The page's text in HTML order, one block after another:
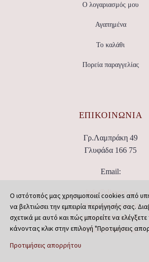
Ο λογαριασμός μου
Αγαπημένα
Το καλάθι
Πορεία παραγγελίας
ΕΠΙΚΟΙΝΩΝΊΑ
Γρ.Λαμπράκη 49
Γλυφάδα 166 75
Email:
info@dimore.gr
orders@dimore.gr
returns@dimore.gr
collab@dimore.gr
Ο ιστότοπός μας χρησιμοποιεί cookies από
να βελτιώσει την εμπειρία περιήγησής σας.
σχετικά με αυτό και πώς μπορείτε να
κάνοντας κλικ στην επιλογή "Προτιμήσεις
Προτιμήσεις απορρήτου